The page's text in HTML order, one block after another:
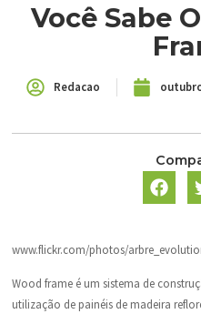
Você Sabe
Redacao
www.flickr.com/photos/
Wood frame é um sistema de
utilização de painéis de madeira